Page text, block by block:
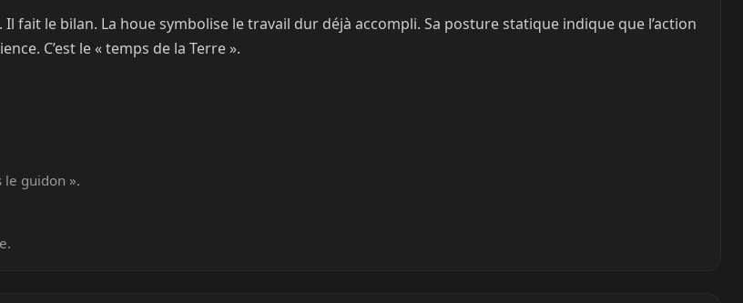
fait le bilan. La houe symbolise le travail dur déjà accompli. Sa posture statique indique que l’action
C’est le « temps de la Terre ».
guidon ».